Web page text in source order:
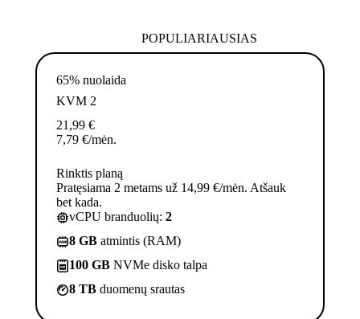
POPULIARIAUSIAS
65% nuolaida
KVM 2
21,99 €
7,79 €/mėn.
Rinktis planą
Pratęsiama 2 metams už 14,99 €/mėn. Atšauk
bet kada.
vCPU branduolių: 2
8 GB atmintis (RAM)
100 GB NVMe disko talpa
8 TB duomenų srautas